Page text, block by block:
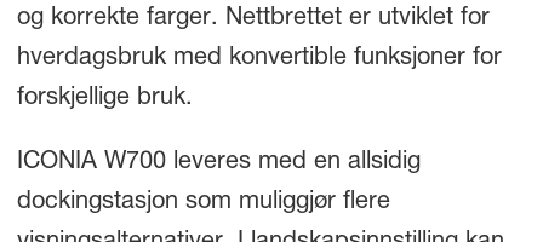
og korrekte farger. Nettbrettet er utviklet for
hverdagsbruk med konvertible funksjoner for
forskjellige bruk.
ICONIA W700 leveres med en allsidig
dockingstasjon som muliggjør flere